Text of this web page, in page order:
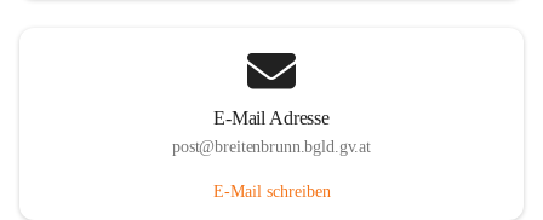
E-Mail Adresse
post@breitenbrunn.bgld.gv.at
E-Mail schreiben